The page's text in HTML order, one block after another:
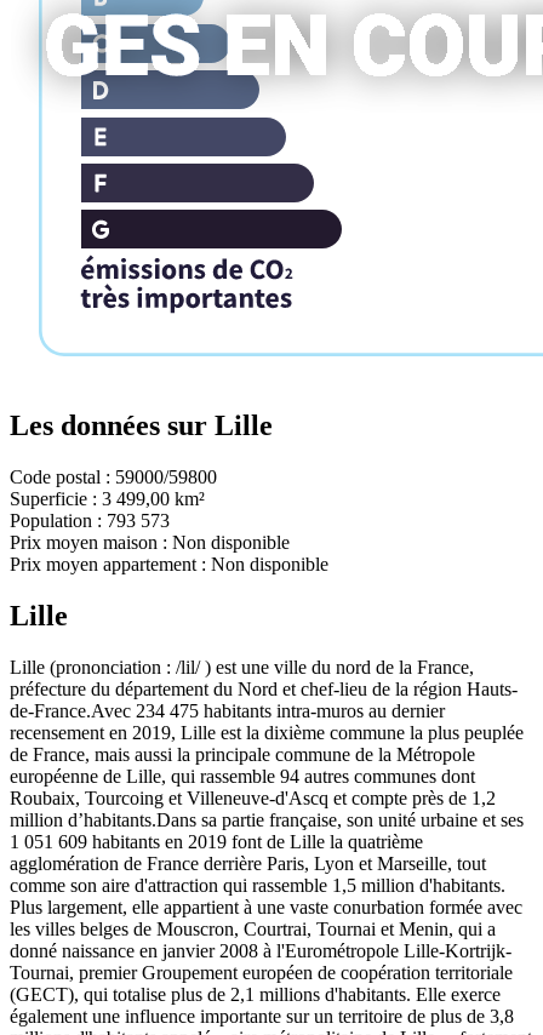
Les données sur Lille
Code postal : 59000/59800
Superficie : 3 499,00 km²
Population : 793 573
Prix moyen maison : Non disponible
Prix moyen appartement : Non disponible
Lille
Lille (prononciation : /lil/ ) est une ville du nord de la France,
préfecture du département du Nord et chef-lieu de la région Hauts-
de-France.Avec 234 475 habitants intra-muros au dernier
recensement en 2019, Lille est la dixième commune la plus peuplée
de France, mais aussi la principale commune de la Métropole
européenne de Lille, qui rassemble 94 autres communes dont
Roubaix, Tourcoing et Villeneuve-d'Ascq et compte près de 1,2
million d’habitants.Dans sa partie française, son unité urbaine et ses
1 051 609 habitants en 2019 font de Lille la quatrième
agglomération de France derrière Paris, Lyon et Marseille, tout
comme son aire d'attraction qui rassemble 1,5 million d'habitants.
Plus largement, elle appartient à une vaste conurbation formée avec
les villes belges de Mouscron, Courtrai, Tournai et Menin, qui a
donné naissance en janvier 2008 à l'Eurométropole Lille-Kortrijk-
Tournai, premier Groupement européen de coopération territoriale
(GECT), qui totalise plus de 2,1 millions d'habitants. Elle exerce
également une influence importante sur un territoire de plus de 3,8